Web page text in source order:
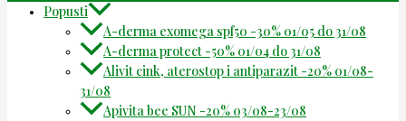
Popusti
A-derma exomega spf50 -30% 01/05 do 31/08
A-derma protect -50% 01/04 do 31/08
Alivit cink, aterostop i antiparazit -20% 01/08-
31/08
Apivita bee SUN -20% 03/08-23/08